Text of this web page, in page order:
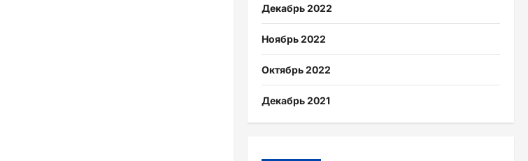
Декабрь 2022
Ноябрь 2022
Октябрь 2022
Декабрь 2021